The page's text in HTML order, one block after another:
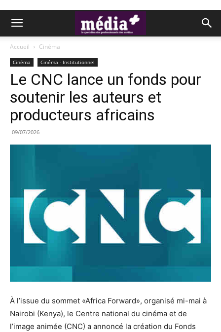
Accueil Cinéma
Cinéma Cinéma - Institutionnel
Le CNC lance un fonds pour
soutenir les auteurs et
producteurs africains
09/07/2026
À l’issue du sommet «Africa Forward», organisé mi-mai à
Nairobi (Kenya), le Centre national du cinéma et de
l’image animée (CNC) a annoncé la création du Fonds